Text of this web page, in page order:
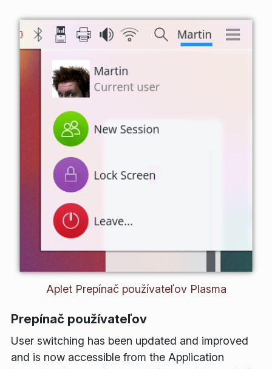
Aplet Prepínač používateľov Plasma
Prepínač používateľov
User switching has been updated and improved
and is now accessible from the Application